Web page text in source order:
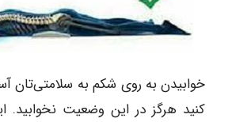
خوابیدن به روی شکم به
کنید هرگز در این وضعیت